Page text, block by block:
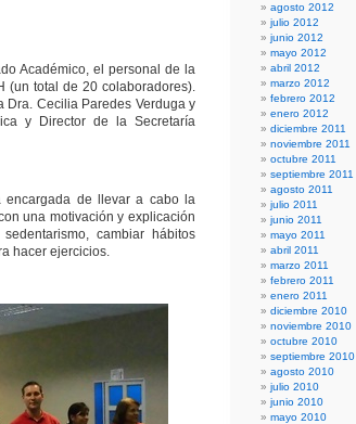
Académico, el personal de la
(un total de 20 colaboradores).
Dra. Cecilia Paredes Verduga y
y Director de la Secretaría
encargada de llevar a cabo la
una motivación y explicación
cambiar hábitos
hacer ejercicios.
agosto 2012
julio 2012
junio 2012
mayo 2012
abril 2012
marzo 2012
febrero 2012
enero 2012
diciembre 2011
noviembre 2011
octubre 2011
septiembre 2011
agosto 2011
julio 2011
junio 2011
mayo 2011
abril 2011
marzo 2011
febrero 2011
enero 2011
diciembre 2010
noviembre 2010
octubre 2010
septiembre 2010
agosto 2010
julio 2010
junio 2010
mayo 2010